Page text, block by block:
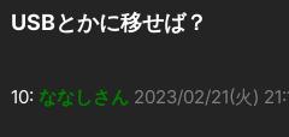
USBとかに移せば？
10: ななしさん 2023/02/21(火)